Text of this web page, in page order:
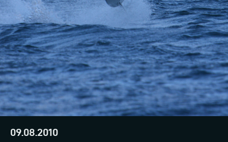
09.08.2010